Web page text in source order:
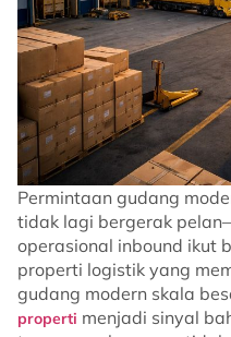
Permintaan gudang
tidak lagi bergerak
operasional inbound ikut
properti logistik yang
gudang modern skala
properti menjadi sinyal